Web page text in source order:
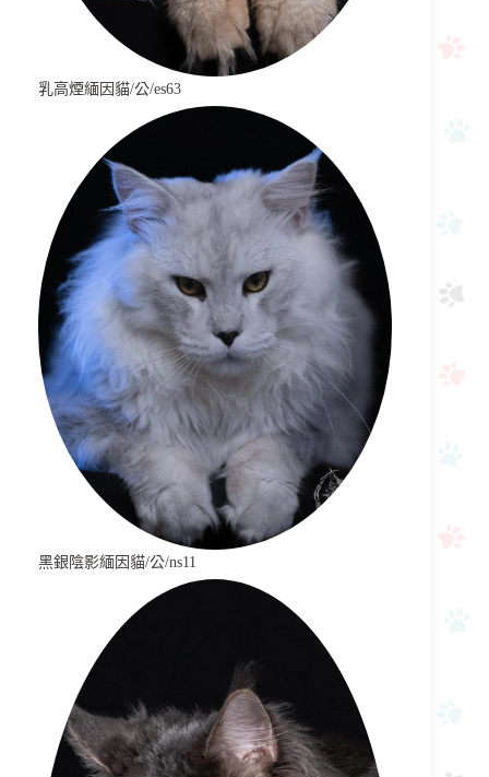
乳高煙緬因貓/公/es63
黑銀陰影緬因貓/公/ns11